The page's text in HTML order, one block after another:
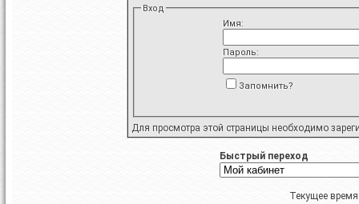
Вход
Имя:
Пароль:
Запомнить?
Для просмотра этой страницы необходимо
Быстрый переход
Текущее